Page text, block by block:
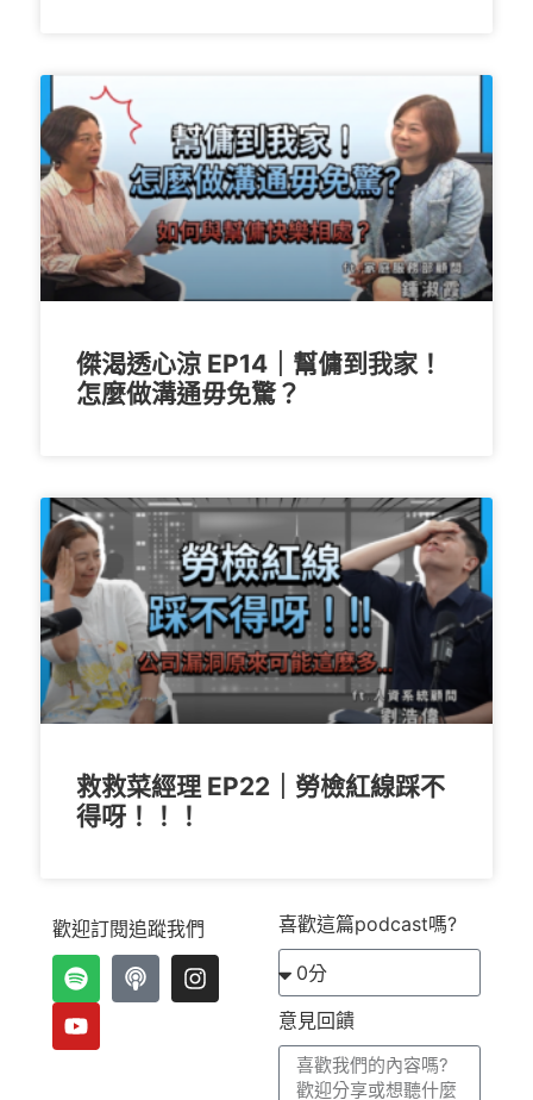
傑渴透心涼 EP14｜幫傭到我家！
怎麼做溝通毋免驚？
救救菜經理 EP22｜勞檢紅線踩不
得呀！！！
歡迎訂閱追蹤我們 喜歡這篇podcast嗎?
意見回饋